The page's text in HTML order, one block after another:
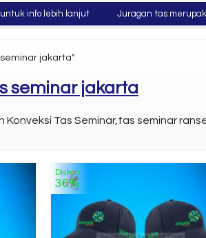
Seminar R 76
lebih lanjut Juragan tas merupakan
jakarta"
seminar jakarta
Konveksi Tas Seminar,tas seminar
Diskon
36%